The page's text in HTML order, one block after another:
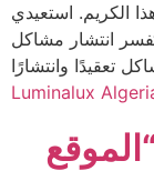
الكريم. استعيدي
انتشار مشاكل
Luminalux